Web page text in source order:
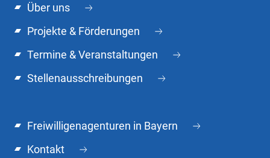
Über uns
Projekte & Förderungen
Termine & Veranstaltungen
Stellenausschreibungen
Freiwilligenagenturen in Bayern
Kontakt